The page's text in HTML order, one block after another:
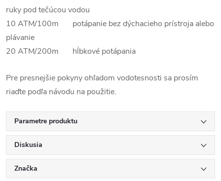
ruky pod tečúcou vodou
10 ATM/100m potápanie bez dýchacieho prístroja alebo
plávanie
20 ATM/200m hĺbkové potápania
Pre presnejšie pokyny ohľadom vodotesnosti sa prosím
riaďte podľa návodu na použitie.
Parametre produktu
Diskusia
Značka